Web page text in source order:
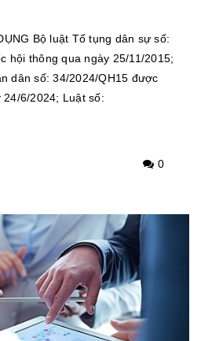
Bộ luật Tố tụng dân sự số:
hội thông qua ngày 25/11/2015;
dân số: 34/2024/QH15 được
6/2024; Luật số:
0